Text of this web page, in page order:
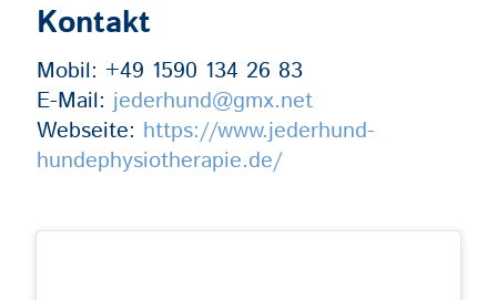
Kontakt
Mobil: +49 1590 134 26 83
E-Mail: jederhund@gmx.net
Webseite: https://www.jederhund-
hundephysiotherapie.de/